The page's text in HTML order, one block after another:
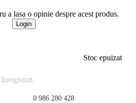
a lasa o opinie despre acest produs.
Login
Stoc epuizat
0 986 280 428